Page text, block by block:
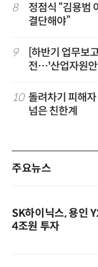
8
정점식 “김용범
결단해야”
9
[하반기 업무보
전…'산업자원안
10 돌려차기 피해
넘은 친한계
주요뉴스
SK하이닉스, 용인
4조원 투자